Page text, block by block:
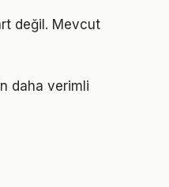
değil. Mevcut
daha verimli